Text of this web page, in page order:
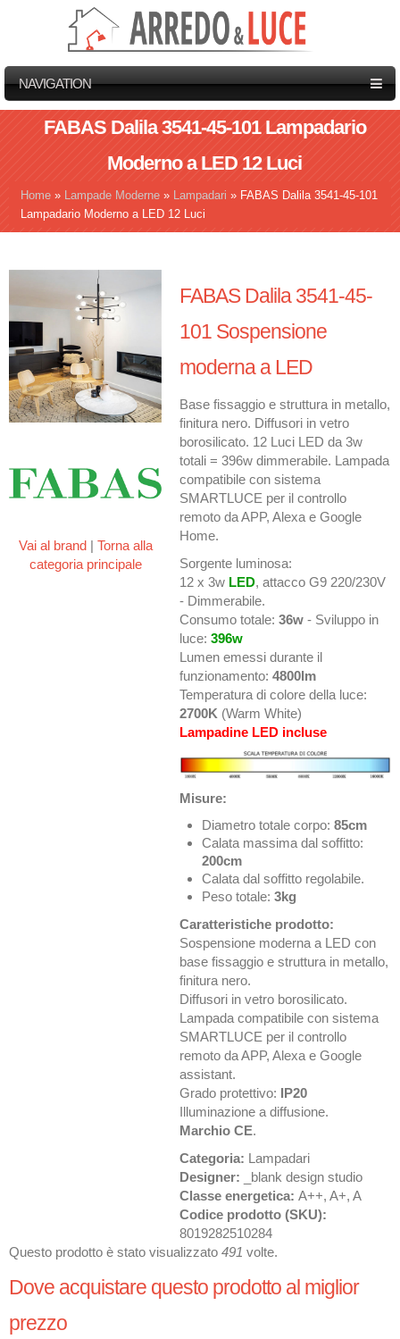
NAVIGATION
FABAS Dalila 3541-45-101 Lampadario
Moderno a LED 12 Luci
Tu sei qui
Home » Lampade Moderne » Lampadari » FABAS Dalila 3541-45-101
Lampadario Moderno a LED 12 Luci
Vai al brand| Torna alla
categoria principale
FABAS Dalila 3541-45-
101 Sospensione
moderna a LED
Base fissaggio e struttura in metallo,
finitura nero. Diffusori in vetro
borosilicato. 12 Luci LED da 3w
totali = 396w dimmerabile. Lampada
compatibile con sistema
SMARTLUCE per il controllo
remoto da APP, Alexa e Google
Home.
Sorgente luminosa:
12 x 3w LED, attacco G9 220/230V
- Dimmerabile.
Consumo totale:36w - Sviluppo in
luce:396w
Lumen emessi durante il
funzionamento:4800lm
Temperatura di colore della luce:
2700K (Warm White)
Lampadine LED incluse
Misure:
Diametro totale corpo: 85cm
Calata massima dal soffitto:
200cm
Calata dal soffitto regolabile.
Peso totale:3kg
Caratteristiche prodotto:
Sospensione moderna a LED con
base fissaggio e struttura in metallo,
finitura nero.
Diffusori in vetro borosilicato.
Lampada compatibile con sistema
SMARTLUCE per il controllo
remoto da APP, Alexa e Google
assistant.
Grado protettivo: IP20
Illuminazione a diffusione.
Marchio CE.
Categoria: Lampadari
Designer:
_blank design studio
Classe energetica:A++, A+, A
Codice prodotto (SKU):
8019282510284
Questo prodotto è stato visualizzato 491 volte.
Dove acquistare questo prodotto al miglior
prezzo